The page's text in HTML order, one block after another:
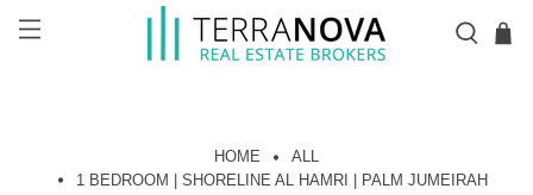
HOME
ALL
1 BEDROOM | SHORELINE AL HAMRI | PALM JUMEIRAH